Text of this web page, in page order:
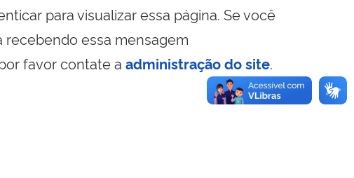
para visualizar essa página. Se você
recebendo essa mensagem
favor contate a administração do site.